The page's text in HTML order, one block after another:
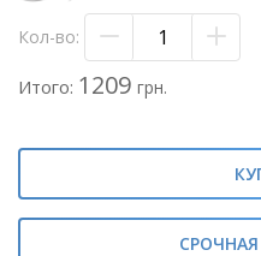
Метки: #недорогой
букет#альстромерия#
#альстромерии#букет
альстромериями#
Кол-во:
Итого: 1209 грн.